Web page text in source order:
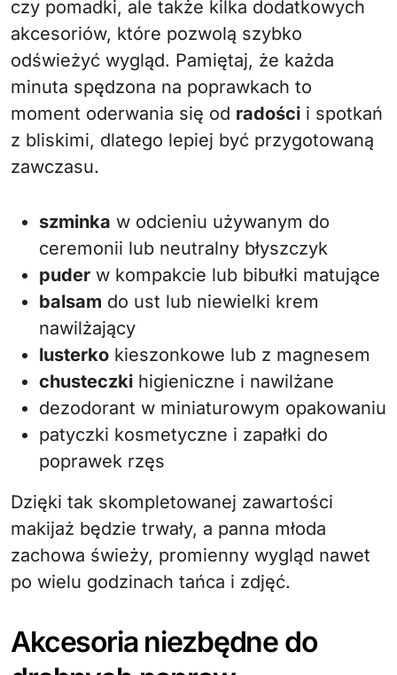
czy pomadki, ale także kilka dodatkowych
akcesoriów, które pozwolą szybko
odświeżyć wygląd. Pamiętaj, że każda
minuta spędzona na poprawkach to
moment oderwania się od radości i spotkań
z bliskimi, dlatego lepiej być przygotowaną
zawczasu.
szminka w odcieniu używanym do
ceremonii lub neutralny błyszczyk
puder w kompakcie lub bibułki matujące
balsam do ust lub niewielki krem
nawilżający
lusterko kieszonkowe lub z magnesem
chusteczki higieniczne i nawilżane
dezodorant w miniaturowym opakowaniu
patyczki kosmetyczne i zapałki do
poprawek rzęs
Dzięki tak skompletowanej zawartości
makijaż będzie trwały, a panna młoda
zachowa świeży, promienny wygląd nawet
po wielu godzinach tańca i zdjęć.
Akcesoria niezbędne do